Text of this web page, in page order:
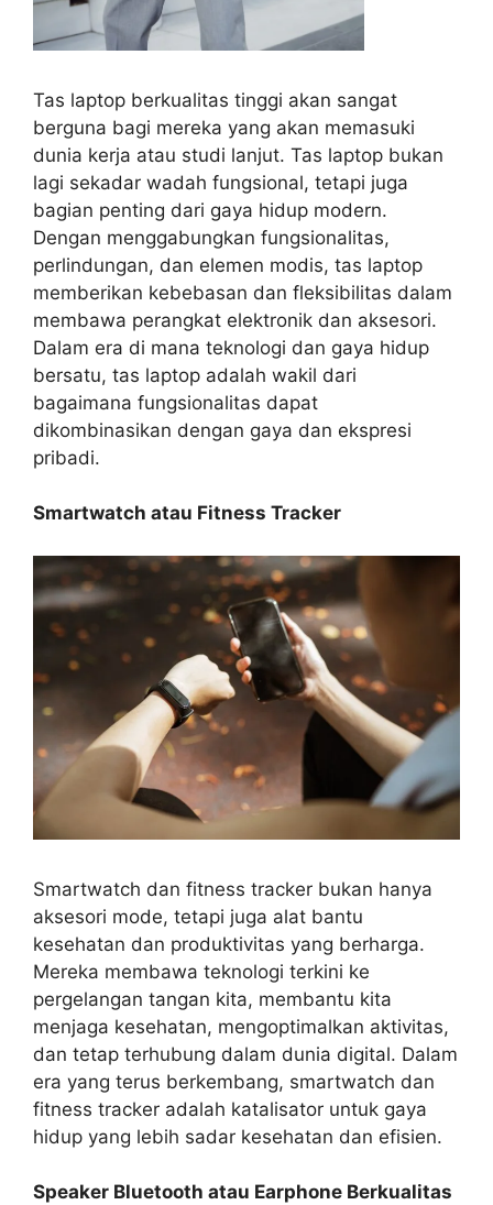
Tas laptop berkualitas tinggi akan sangat
berguna bagi mereka yang akan memasuki
dunia kerja atau studi lanjut. Tas laptop bukan
lagi sekadar wadah fungsional, tetapi juga
bagian penting dari gaya hidup modern.
Dengan menggabungkan fungsionalitas,
perlindungan, dan elemen modis, tas laptop
memberikan kebebasan dan fleksibilitas dalam
membawa perangkat elektronik dan aksesori.
Dalam era di mana teknologi dan gaya hidup
bersatu, tas laptop adalah wakil dari
bagaimana fungsionalitas dapat
dikombinasikan dengan gaya dan ekspresi
pribadi.
Smartwatch atau Fitness Tracker
Smartwatch dan fitness tracker bukan hanya
aksesori mode, tetapi juga alat bantu
kesehatan dan produktivitas yang berharga.
Mereka membawa teknologi terkini ke
pergelangan tangan kita, membantu kita
menjaga kesehatan, mengoptimalkan aktivitas,
dan tetap terhubung dalam dunia digital. Dalam
era yang terus berkembang, smartwatch dan
fitness tracker adalah katalisator untuk gaya
hidup yang lebih sadar kesehatan dan efisien.
Speaker Bluetooth atau Earphone Berkualitas